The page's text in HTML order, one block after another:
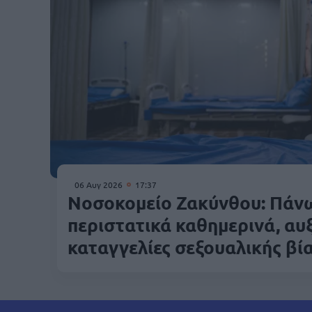
06 Αυγ 2026 17:37
Νοσοκομείο Ζακύνθου:
περιστατικά καθημερινά,
καταγγελίες σεξουαλικής